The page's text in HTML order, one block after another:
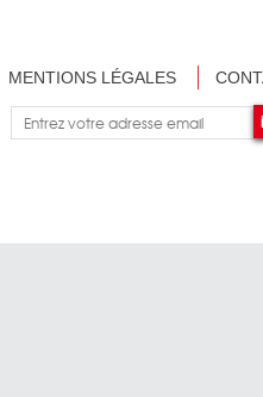
MENTIONS LÉGALES